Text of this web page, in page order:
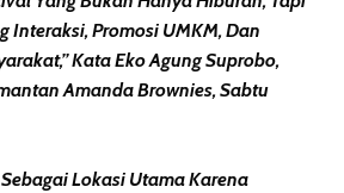
Interaksi, Promosi UMKM, Dan
Kata Eko Agung Suprobo,
Amanda Brownies, Sabtu
Lokasi Utama Karena